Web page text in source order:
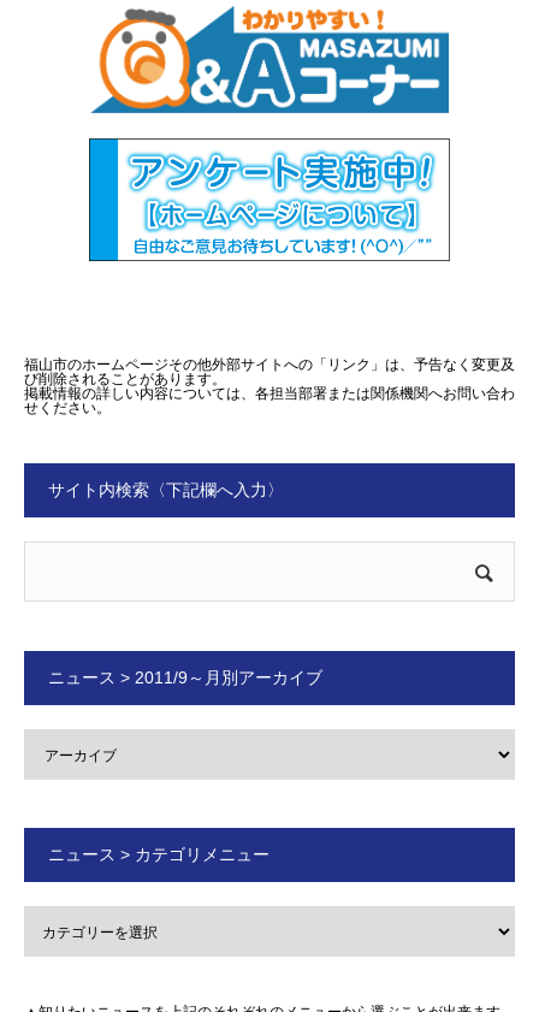
福山市のホームページその他外部サイトへの「リンク」は、予告なく変更及
び削除されることがあります。
掲載情報の詳しい内容については、各担当部署または関係機関へお問い合わ
せください。
サイト内検索〈下記欄へ入力〉
ニュース > 2011/9～月別アーカイブ
ニュース > カテゴリメニュー